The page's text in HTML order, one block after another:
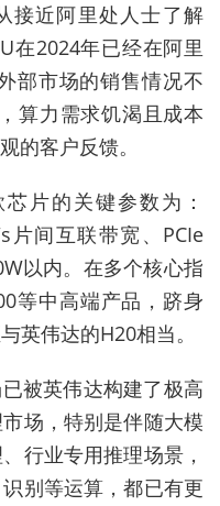
接近阿里处人士了解
在2024年已经在阿里
部市场的销售情况不
算力需求饥渴且成本
的客户反馈。
片的关键参数为：
片间互联带宽、PCIe
以内。在多个核心指
等中高端产品，跻身
英伟达的H20相当。
被英伟达构建了极高
场，特别是伴随大模
行业专用推理场景，
别等运算，都已有更